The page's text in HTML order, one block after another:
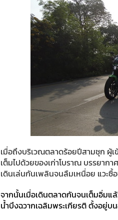
เมื่อถึงบริเวณตลาดร้อยปีสามชุก ผู้
เต็มไปด้วยของเก่าโบราณ บรรยาก
เดินเล่นกันเพลินจนลืมเหนื่อย แวะ
จากนั้นเมื่อเดินตลาดกันจนเต็มอิ่ม
น้ำบึงฉวากเฉลิมพระเกียรติ ตั้งอยู่บ